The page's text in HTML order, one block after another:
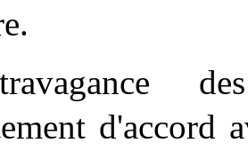
d'accord